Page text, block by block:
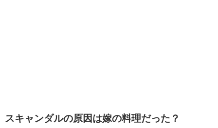
スキャンダルの原因は嫁の料理だった？